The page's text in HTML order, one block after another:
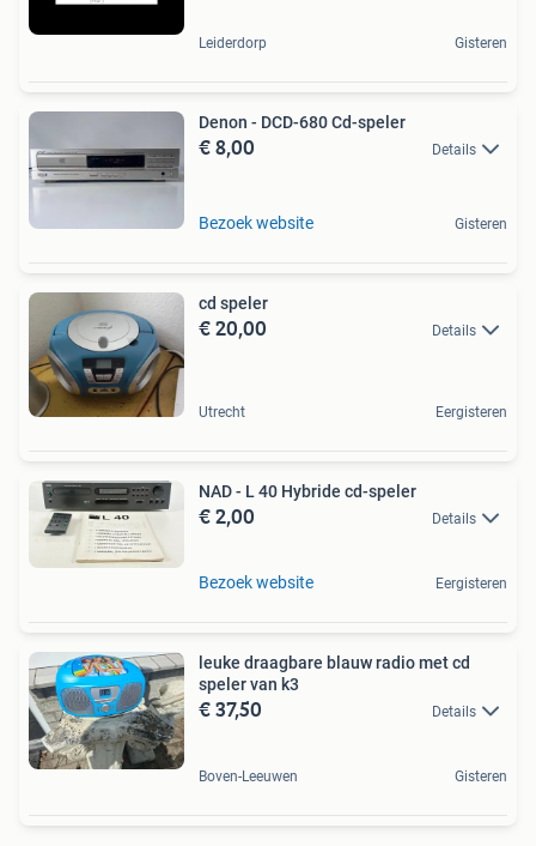
Leiderdorp Gisteren
Denon - DCD-680 Cd-speler
€ 8,00 Details
Bezoek website Gisteren
cd speler
€ 20,00 Details
Utrecht Eergisteren
NAD - L 40 Hybride cd-speler
€ 2,00 Details
Bezoek website Eergisteren
leuke draagbare blauw radio met cd
speler van k3
€ 37,50 Details
Boven-Leeuwen Gisteren